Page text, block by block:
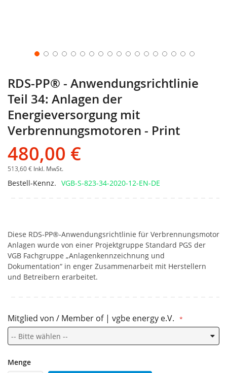
RDS-PP® - Anwendungsrichtlinie
Teil 34: Anlagen der
Energieversorgung mit
Verbrennungsmotoren - Print
480,00 €
513,60 € Inkl. MwSt.
Bestell-Kennz. VGB-S-823-34-2020-12-EN-DE
Diese RDS-PP®-Anwendungsrichtlinie für Verbrennungsmotor
Anlagen wurde von einer Projektgruppe Standard PGS der
VGB Fachgruppe „Anlagenkennzeichnung und
Dokumentation“ in enger Zusammenarbeit mit Herstellern
und Betreibern erarbeitet.
Mitglied von / Member of | vgbe energy e.V.
Menge